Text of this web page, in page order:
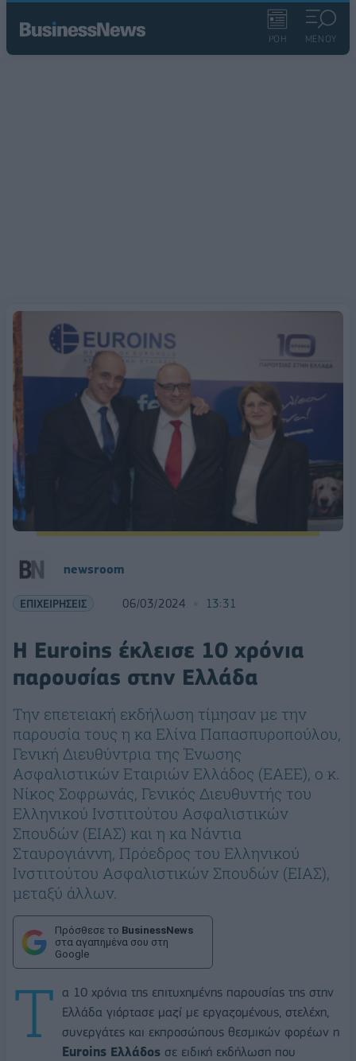
ΡΟΗ ΜΕΝΟΥ
newsroom
ΕΠΙΧΕΙΡΗΣΕΙΣ 06/03/2024 13:31
Η Euroins έκλεισε 10 χρόνια
παρουσίας στην Ελλάδα
Την επετειακή εκδήλωση τίμησαν με την
παρουσία τους η κα Ελίνα Παπασπυροπούλου,
Γενική Διευθύντρια της Ένωσης
Ασφαλιστικών Εταιριών Ελλάδος (ΕΑΕΕ), ο κ.
Νίκος Σοφρωνάς, Γενικός Διευθυντής του
Ελληνικού Ινστιτούτου Ασφαλιστικών
Σπουδών (ΕΙΑΣ) και η κα Νάντια
Σταυρογιάννη, Πρόεδρος του Ελληνικού
Ινστιτούτου Ασφαλιστικών Σπουδών (ΕΙΑΣ),
μεταξύ άλλων.
Πρόσθεσε το BusinessNews
στα αγαπημένα σου στη
Google
Τ
α 10 χρόνια της επιτυχημένης παρουσίας της στην
Ελλάδα γιόρτασε μαζί με εργαζομένους, στελέχη,
συνεργάτες και εκπροσώπους θεσμικών φορέων η
Euroins Ελλάδος σε ειδική εκδήλωση που